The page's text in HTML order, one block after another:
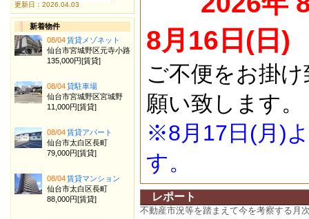
8月16日(日)
ご不便をお掛
願い致します。
※8月17日(月)
す。
レポート
不動産市況等を踏まえて今を考察する月
更新日：2026.04.03
新着物件
08/04賃貸メゾネット
仙台市宮城野区元寺小路
135,000円[賃貸]
08/04貸駐車場
仙台市宮城野区宮城野
11,000円[賃貸]
08/04賃貸アパート
仙台市太白区長町
79,000円[賃貸]
08/04賃貸マンション
仙台市太白区長町
88,000円[賃貸]